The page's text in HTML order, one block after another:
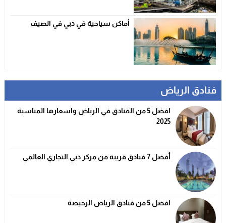
أماكن سياحية في دبي في الصيف
فنادق الرياض
افضل 5 من الفنادق في الرياض واسعارها المناسبة
2025
أفضل 7 فنادق قريبة من مركز دبي التجاري العالمي
افضل 5 من فنادق الرياض الرخيصة